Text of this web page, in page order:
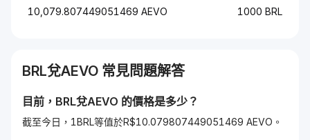
10,079.807449051469 AEVO 1000 BRL
BRL兌AEVO 常見問題解答
目前， BRL兌AEVO 的價格是多少？
截至今日，1BRL等值於R$10.079807449051469 AEVO。